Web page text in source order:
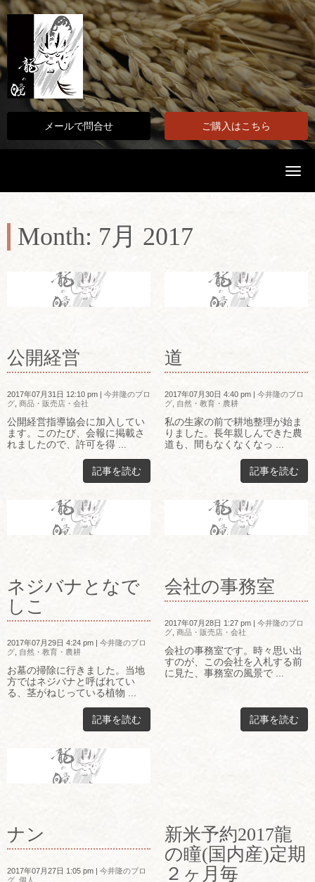
メールで問合せ ご購入はこちら
N
v
Month: 7月 2017
公開経営
2017年07月31日 12:10 pm
今井隆のブロ
グ 商品・販売店・会社
公開経営指導協会に加入してい
ます。このたび、会報に掲載さ
れましたので、許可を得 ...
記事を読む
道
2017年07月30日 4:40 pm
今井隆のブロ
グ 自然・教育・農耕
私の生家の前で耕地整理が始ま
りました。長年親しんできた農
道も、間もなくなくなっ ...
記事を読む
ネジバナとなで
しこ
2017年07月29日 4:24 pm | 今井隆のブロ
グ 自然・教育・農耕
お墓の掃除に行きました。当地
方ではネジバナと呼ばれてい
る、茎がねじっている植物 ...
記事を読む
会社の事務室
2017年07月28日 1:27 pm | 今井隆のブロ
グ 商品・販売店・会社
会社の事務室です。時々思い出
すのが、この会社を入札する前
に見た、事務室の風景で ...
記事を読む
ナン
2017年07月27日 1:05 pm
今井隆のブロ
グ, 個人
新米予約2017龍
の瞳(国内産)定期
２ヶ月毎